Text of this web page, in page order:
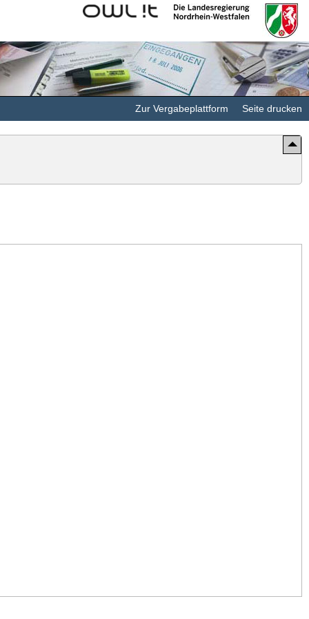
Kommunales
Rechenzentrum
Landesregierung
Nordrhein-
Zur Vergabeplattform Seite drucken